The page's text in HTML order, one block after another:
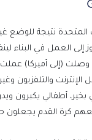
المتحدة نتيجة للوضع
إلى العمل في البناء
وصلت (إلى أميركا)
والتلفزيون
أطفالي يكبرون
كرة القدم يجعلون